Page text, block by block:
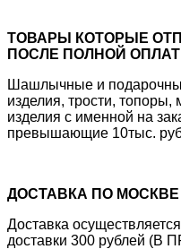
ТОВАРЫ КОТОРЫЕ
ПОСЛЕ ПОЛНОЙ
Шашлычные и
изделия, трости,
изделия с именной на
превышающие 10тыс.
ДОСТАВКА ПО
Доставка
доставки 300 рублей